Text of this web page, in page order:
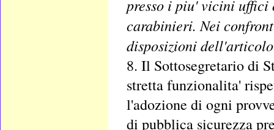
presso i piu' vicini uffici
carabinieri. Nei
disposizioni
8. Il Sottosegretario di
stretta funzionalita'
l'adozione di ogni
di pubblica sicurezza